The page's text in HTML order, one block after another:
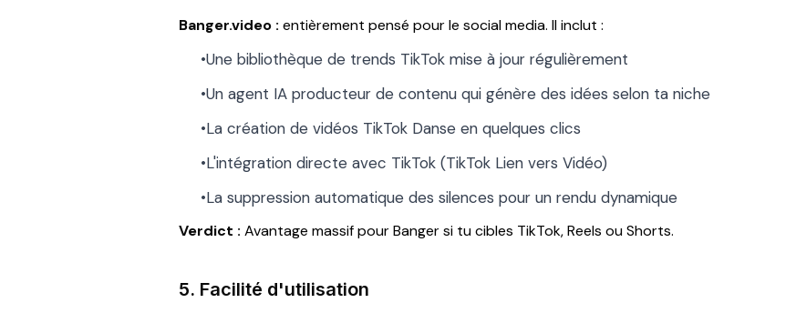
Banger.video : entièrement pensé pour le social media. Il inclut :
•Une bibliothèque de trends TikTok mise à jour régulièrement
•Un agent IA producteur de contenu qui génère des idées selon ta niche
•La création de vidéos TikTok Danse en quelques clics
•L'intégration directe avec TikTok (TikTok Lien vers Vidéo)
•La suppression automatique des silences pour un rendu dynamique
Verdict : Avantage massif pour Banger si tu cibles TikTok, Reels ou Shorts.
5. Facilité d'utilisation